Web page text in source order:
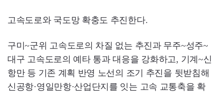
고속도로와 국도망 확충도 추진한다.
구미~군위 고속도로의 차질 없는 추진과 무주~성주~
대구 고속도로의 예타 통과 대응을 강화하고, 기계~신
항만 등 기존 계획 반영 노선의 조기 추진을 뒷받침해
신공항·영일만항·산업단지를 잇는 고속 교통축을 확